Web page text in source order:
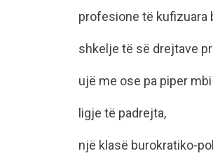
profesione të kufizuara
shkelje të së drejtave
ujë me ose pa piper
ligje të padrejta,
një klasë burokratiko-